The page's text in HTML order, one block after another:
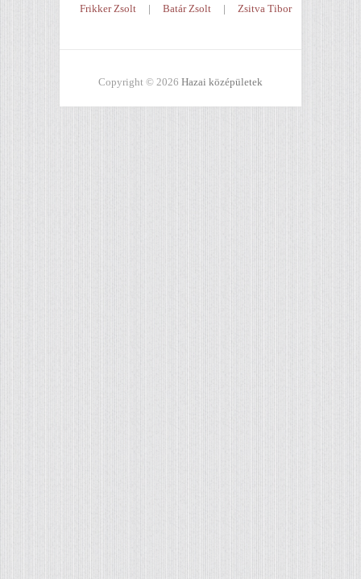
Frikker Zsolt | Batár Zsolt | Zsitva Tibor
Copyright © 2026 Hazai középületek